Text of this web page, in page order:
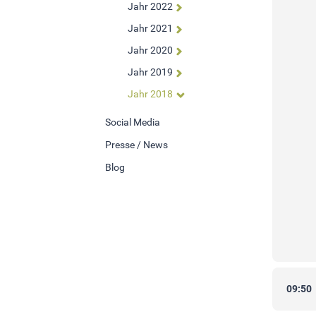
Jahr 2022
Jahr 2021
Jahr 2020
Jahr 2019
Jahr 2018
Social Media
Presse / News
Blog
09:50